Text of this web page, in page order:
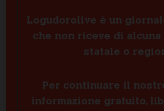
Logudorolive è un
che non riceve di
statale o
Per continuare il
informazione gratuito,